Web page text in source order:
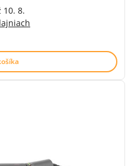
10. 8.